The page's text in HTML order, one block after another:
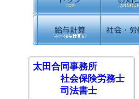
太田合同事務所
社会保険労務士
司法書士